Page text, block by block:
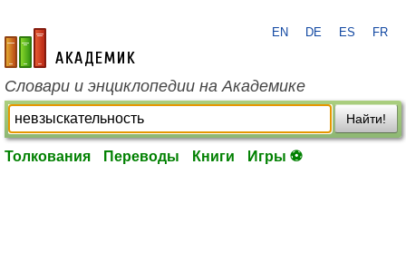
academic.ru
EN DE ES FR
Словари и энциклопедии на Академике
Найти!
Толкования Переводы Книги Игры ⚽